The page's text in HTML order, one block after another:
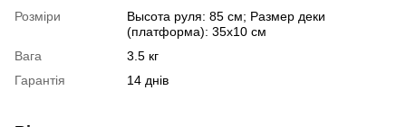
Розміри
Высота руля: 85 см; Размер деки
(платформа): 35х10 см
Вага
3.5 кг
Гарантія
14 днів